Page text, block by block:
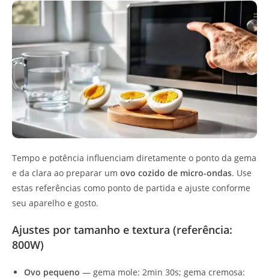
Tempo e potência influenciam diretamente o ponto da gema
e da clara ao preparar um ovo cozido de micro-ondas. Use
estas referências como ponto de partida e ajuste conforme
seu aparelho e gosto.
Ajustes por tamanho e textura (referência:
800W)
Ovo pequeno — gema mole: 2min 30s; gema cremosa: